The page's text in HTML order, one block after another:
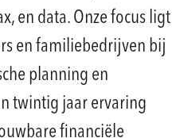
en data. Onze focus ligt
en familiebedrijven bij
planning en
twintig jaar ervaring
financiële